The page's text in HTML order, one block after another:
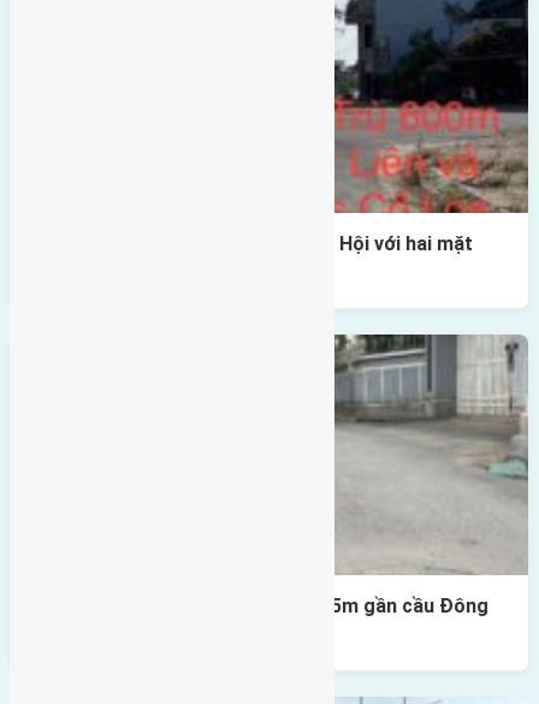
Một vị trí hiếm còn lại tại X1 Đông Hội với hai mặt
Lô đất Lại Đà 52m2 mặt đường 4,5m gần cầu Đông